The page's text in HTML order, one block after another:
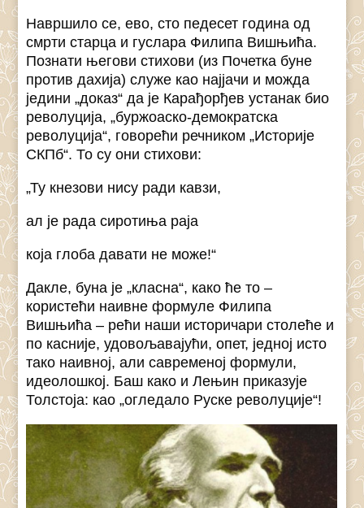
Навршило се, ево, сто педесет година од
смрти старца и гуслара Филипа Вишњића.
Познати његови стихови (из Почетка буне
против дахија) служе као најјачи и можда
једини „доказ“ да је Карађорђев устанак био
револуција, „буржоаско-демократска
револуција“, говорећи речником „Историје
СКПб“. То су они стихови:
„Ту кнезови нису ради кавзи,
ал је рада сиротиња раја
која глоба давати не може!“
Дакле, буна је „класна“, како ће то –
користећи наивне формуле Филипа
Вишњића – рећи наши историчари столеће и
по касније, удовољавајући, опет, једној исто
тако наивној, али савременој формули,
идеолошкој. Баш како и Лењин приказује
Толстоја: као „огледало Руске револуције“!